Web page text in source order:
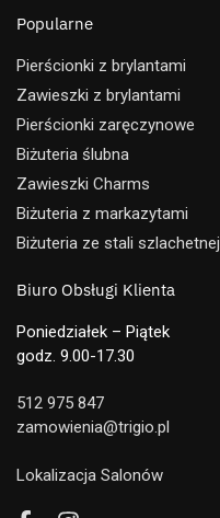
Popularne
Pierścionki z brylantami
Zawieszki z brylantami
Pierścionki zaręczynowe
Biżuteria ślubna
Zawieszki Charms
Biżuteria z markazytami
Biżuteria ze stali szlachetnej
Biuro Obsługi Klienta
Poniedziałek – Piątek
godz. 9.00-17.30
512 975 847
zamowienia@trigio.pl
Lokalizacja Salonów